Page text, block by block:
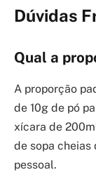
Dúvidas
Qual a
A proporção
de 10g de pó
xícara de
de sopa cheias
pessoal.